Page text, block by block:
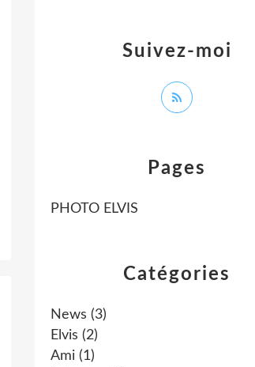
Catégories
News (3)
Elvis (2)
Ami (1)
Pages
PHOTO ELVIS
Suivez-moi